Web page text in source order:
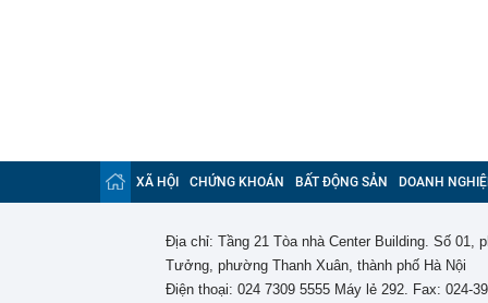
XÃ HỘI CHỨNG KHOÁN BẤT ĐỘNG SẢN DOANH
Địa chỉ: Tầng 21 Tòa nhà Center Building. Số 01,
Tưởng, phường Thanh Xuân, thành phố Hà Nội
Điện thoại: 024 7309 5555 Máy lẻ 292. Fax: 024-